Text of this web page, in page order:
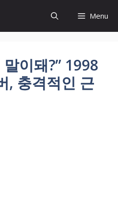
Menu
이돼?” 1998
, 충격적인 근